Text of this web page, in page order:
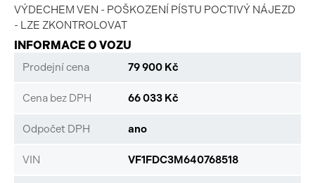
VÝDECHEM VEN - POŠKOZENÍ PÍSTU POCTIVÝ NÁJEZD
- LZE ZKONTROLOVAT
INFORMACE O VOZU
Prodejní cena 79 900 Kč
Cena bez DPH 66 033 Kč
Odpočet DPH ano
VIN VF1FDC3M640768518